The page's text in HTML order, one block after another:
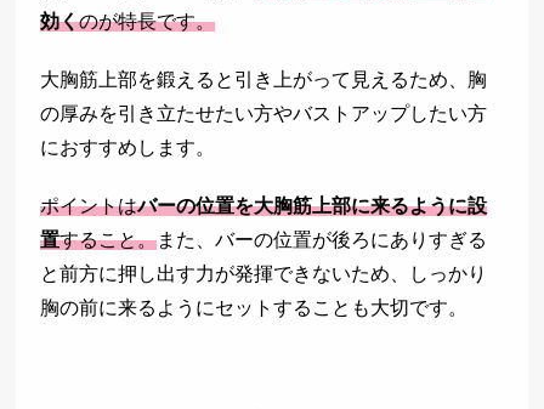
効くのが特長です。
大胸筋上部を鍛えると引き上がって見えるため、胸
の厚みを引き立たせたい方やバストアップしたい方
におすすめします。
ポイントはバーの位置を大胸筋上部に来るように設
置すること。また、バーの位置が後ろにありすぎる
と前方に押し出す力が発揮できないため、しっかり
胸の前に来るようにセットすることも大切です。